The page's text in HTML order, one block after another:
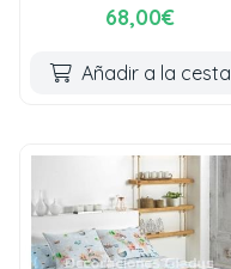
68,00€
Añadir a la cesta